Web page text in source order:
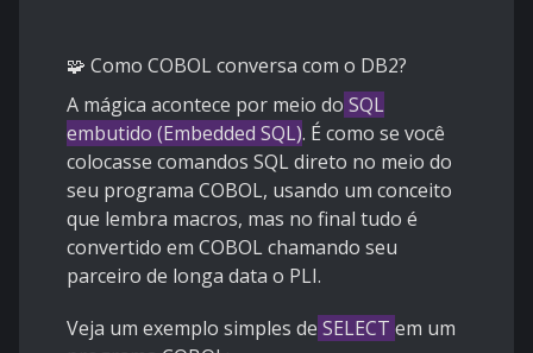
🧩 Como COBOL conversa com o DB2?
A mágica acontece por meio do SQL
embutido (Embedded SQL). É como se você
colocasse comandos SQL direto no meio do
seu programa COBOL, usando um conceito
que lembra macros, mas no final tudo é
convertido em COBOL chamando seu
parceiro de longa data o PLI.
Veja um exemplo simples de SELECT em um